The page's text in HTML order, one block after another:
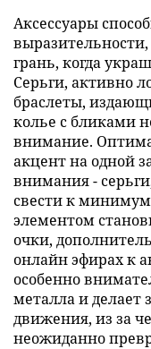
Аксессуары
грань, когда
Серьги, активно
браслеты,
колье с бликами
внимание.
акцент на одной
внимания -
свести к
элементом
очки,
онлайн эфирах к
особенно
металла и
движения, из за
неожиданно